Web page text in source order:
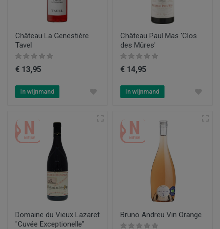
Château La Genestière
Tavel
€ 13,95
In wijnmand
Château Paul Mas 'Clos
des Mûres'
€ 14,95
In wijnmand
Domaine du Vieux Lazaret
"Cuvée Exceptionelle"
Bruno Andreu Vin Orange